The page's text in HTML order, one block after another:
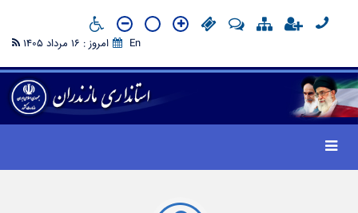
En امروز : 16 مرداد 1405